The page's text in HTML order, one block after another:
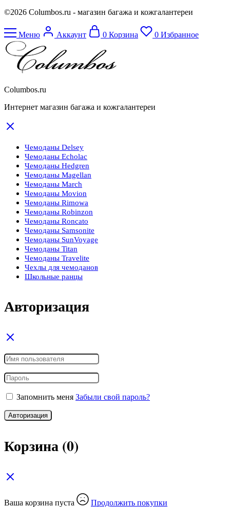
©2026 Columbos.ru - магазин багажа и кожгалантереи
Меню Аккаунт 0 Корзина 0 Избранное
Columbos.ru
Интернет магазин багажа и кожгалантереи
Чемоданы Delsey
Чемоданы Echolac
Чемоданы Hedgren
Чемоданы Magellan
Чемоданы March
Чемоданы Movion
Чемоданы Rimowa
Чемоданы Robinzon
Чемоданы Roncato
Чемоданы Samsonite
Чемоданы SunVoyage
Чемоданы Titan
Чемоданы Travelite
Чехлы для чемоданов
Школьные ранцы
Авторизация
Запомнить меня Забыли свой пароль?
Авторизация
Корзина(0)
Ваша корзина пуста Продолжить покупки